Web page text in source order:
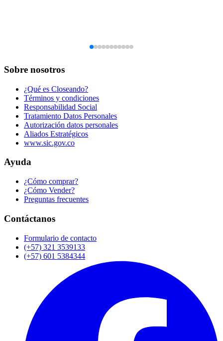
Sobre nosotros
¿Qué es Closeando?
Términos y condiciones
Responsabilidad Social
Tratamiento Datos Personales
Autorización datos personales
Aliados Estratégicos
www.sic.gov.co
Ayuda
¿Cómo comprar?
¿Cómo Vender?
Preguntas frecuentes
Contáctanos
Formulario de contacto
(+57) 321 3539133
(+57) 601 5384344